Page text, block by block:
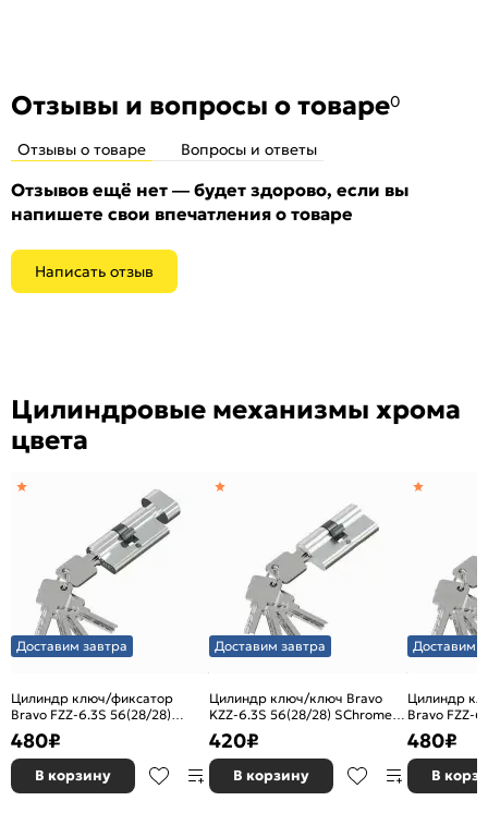
Отзывы и вопросы о товаре0
Отзывы о товаре Вопросы и ответы
Отзывов ещё нет — будет здорово, если вы
напишете свои впечатления о товаре
Написать отзыв
Цилиндровые механизмы хрома
цвета
Доставим завтра
Цилиндр ключ/фиксатор
Bravo FZZ-6.3S 56(28/28)
Chrome (алюм., 3 ключа)
480₽
В корзину
Доставим завтра
Цилиндр ключ/ключ Bravo
KZZ-6.3S 56(28/28) SChrome
(алюм., 3 ключа)
420₽
В корзину
Доставим
Цилиндр
Bravo FZZ-
SChrome
480₽
В